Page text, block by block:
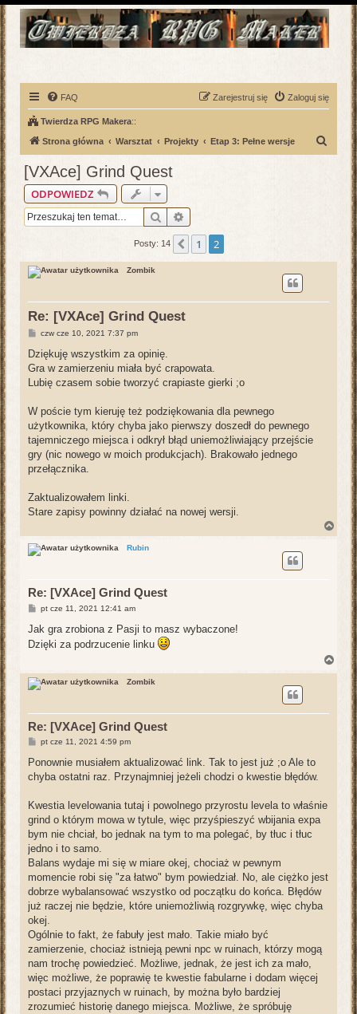
FAQ Zaloguj się
Zarejestruj się
Twierdza RPG Makera::
Strona główna Warsztat Projekty Etap 3: Pełne wersje
[VXAce] Grind Quest
ODPOWIEDZ
Szukaj
Posty: 14 Poprzednia
1 2
Zombik
Re: [VXAce] Grind Quest
P
s
czw cze 10, 2021 7:37 pm
Dziękuję wszystkim za opinię.
Gra w zamierzeniu miała być crapowata.
Lubię czasem sobie tworzyć crapiaste gierki ;o
W poście tym kieruję też podziękowania dla pewnego
użytkownika, który chyba jako pierwszy doszedł do pewnego
tajemniczego miejsca i odkrył błąd uniemożliwiający przejście
gry (nic nowego w moich produkcjach). Brakowało jednego
przełącznika.
Zaktualizowałem linki.
Stare zapisy powinny działać na nowej wersji.
a
Rubin
Re: [VXAce] Grind Quest
P
s
pt cze 11, 2021 12:41 am
Jak gra zrobiona z Pasji to masz wybaczone!
Dzięki za podrzucenie linku
Zombik
Re: [VXAce] Grind Quest
P
s
pt cze 11, 2021 4:59 pm
Ponownie musiałem aktualizować link. Tak to jest już ;o Ale to
chyba ostatni raz. Przynajmniej jeżeli chodzi o kwestie błędów.
Kwestia levelowania tutaj i powolnego przyrostu levela to właśnie
grind o którym mowa w tytule, więc przyśpieszyć wbijania expa
bym nie chciał, bo jednak na tym to ma polegać, by tłuc i tłuc
jedno i to samo.
Balans wydaje mi się w miare okej, chociaż w pewnym
momencie robi się "za łatwo" bym powiedział. No, ale ciężko jest
dobrze wybalansować wszystko od początku do końca. Błędów
już raczej nie będzie, które uniemożliwią rozgrywkę, więc chyba
okej.
Ogólnie to fakt, że fabuły jest mało. Takie miało być
zamierzenie, chociaż istnieją pewni npc w ruinach, którzy mogą
nam trochę powiedzieć. Możliwe, jednak, że jest ich za mało,
więc możliwe, że poprawię te kwestie fabularne i dodam więcej
postaci przyjaznych w ruinach, by można było bardziej
zrozumieć historię danego miejsca. Możliwe, że spróbuję